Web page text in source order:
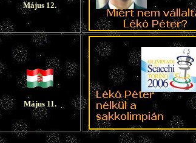
Május 12.
Május 11.